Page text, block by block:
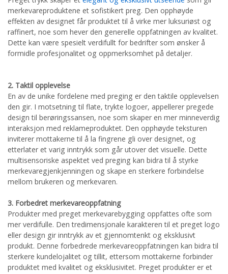
merkevareproduktene et sofistikert preg. Den opphøyde
effekten av designet får produktet til å virke mer luksuriøst og
raffinert, noe som hever den generelle oppfatningen av kvalitet.
Dette kan være spesielt verdifullt for bedrifter som ønsker å
formidle profesjonalitet og oppmerksomhet på detaljer.
2. Taktil opplevelse
En av de unike fordelene med preging er den taktile opplevelsen
den gir. I motsetning til flate, trykte logoer, appellerer pregede
design til berøringssansen, noe som skaper en mer minneverdig
interaksjon med reklameproduktet. Den opphøyde teksturen
inviterer mottakerne til å la fingrene gli over designet, og
etterlater et varig inntrykk som går utover det visuelle. Dette
multisensoriske aspektet ved preging kan bidra til å styrke
merkevaregjenkjenningen og skape en sterkere forbindelse
mellom brukeren og merkevaren.
3. Forbedret merkevareoppfatning
Produkter med preget merkevarebygging oppfattes ofte som
mer verdifulle. Den tredimensjonale karakteren til et preget logo
eller design gir inntrykk av et gjennomtenkt og eksklusivt
produkt. Denne forbedrede merkevareoppfatningen kan bidra til
sterkere kundelojalitet og tillit, ettersom mottakerne forbinder
produktet med kvalitet og eksklusivitet. Preget produkter er et